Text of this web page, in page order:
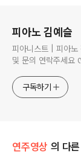
피아노 김예슬
피아니스트 | 피아노 전
및 문의 연락주세요
구독하기
연주영상 의 다